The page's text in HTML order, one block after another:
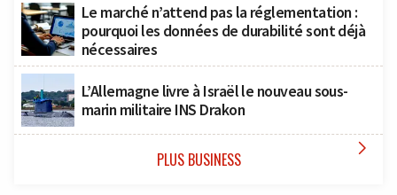
Le marché n’attend pas la réglementation :
pourquoi les données de durabilité sont déjà
nécessaires
L’Allemagne livre à Israël le nouveau sous-
marin militaire INS Drakon
PLUS BUSINESS 